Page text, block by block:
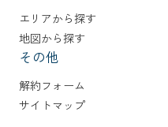
エリアから探す
地図から探す
その他
解約フォーム
サイトマップ